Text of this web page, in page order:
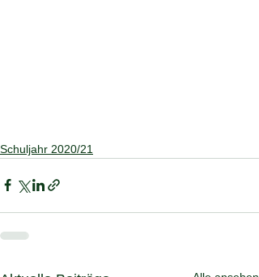
Schuljahr 2020/21